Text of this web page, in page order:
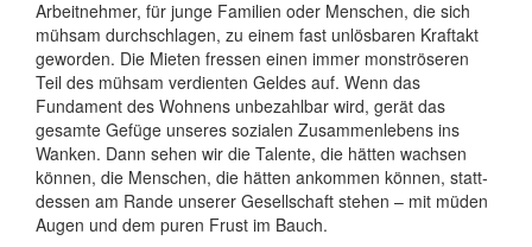
Arbeit­nehmer, für junge Familien oder Menschen, die sich
mühsam durch­schlagen, zu einem fast unlösbaren Kraftakt
geworden. Die Mieten fressen einen immer monströ­seren
Teil des mühsam verdienten Geldes auf. Wenn das
Fundament des Wohnens unbezahlbar wird, gerät das
gesamte Gefüge unseres sozialen Zusammen­lebens ins
Wanken. Dann sehen wir die Talente, die hätten wachsen
können, die Menschen, die hätten ankommen können, statt­
dessen am Rande unserer Gesell­schaft stehen – mit müden
Augen und dem puren Frust im Bauch.